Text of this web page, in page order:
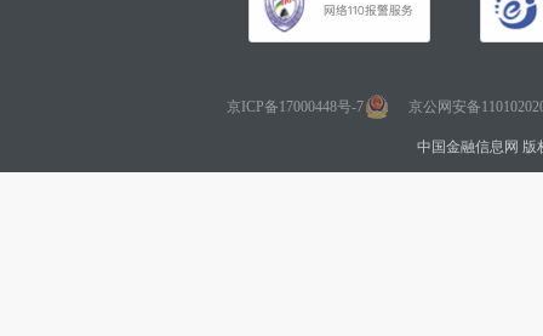
京ICP备17000448号-7 京公网安备
中国金融信息网 版